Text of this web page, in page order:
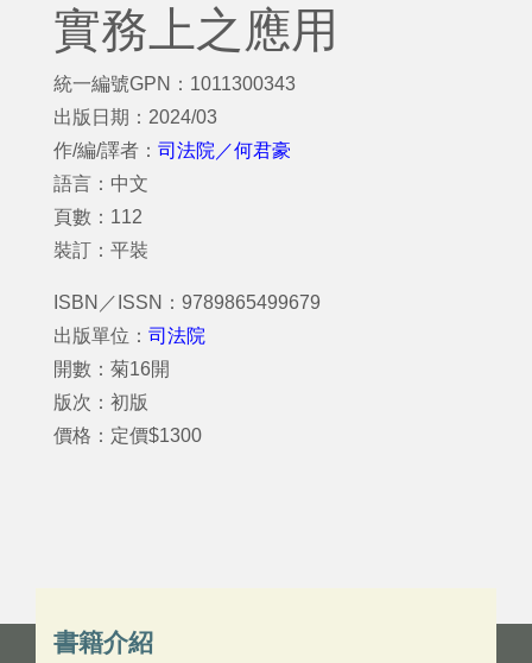
實務上之應用
統一編號GPN：1011300343
出版日期：2024/03
作/編/譯者： 司法院／何君豪
語言：中文
頁數：112
裝訂：平裝
ISBN／ISSN：9789865499679
出版單位： 司法院
開數：菊16開
版次：初版
價格：定價$1300
書籍介紹